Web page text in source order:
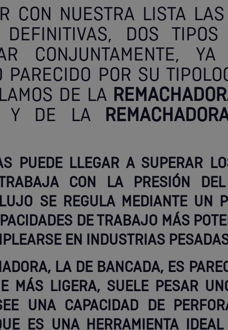
CON NUESTRA LISTA
DEFINITIVAS, DOS TIPOS
CONJUNTAMENTE, YA
PARECIDO POR SU
DE LA
DE LA
PUEDE LLEGAR A SUPERAR
CON LA PRESIÓN
SE REGULA MEDIANTE UN
DE TRABAJO MÁS
EN INDUSTRIAS
LA DE BANCADA, ES
MÁS LIGERA, SUELE PESAR
UNA CAPACIDAD DE
ES UNA HERRAMIENTA